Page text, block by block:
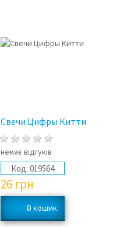
Свечи Цифры Китти
немає відгуків
Код: 019564
26 грн